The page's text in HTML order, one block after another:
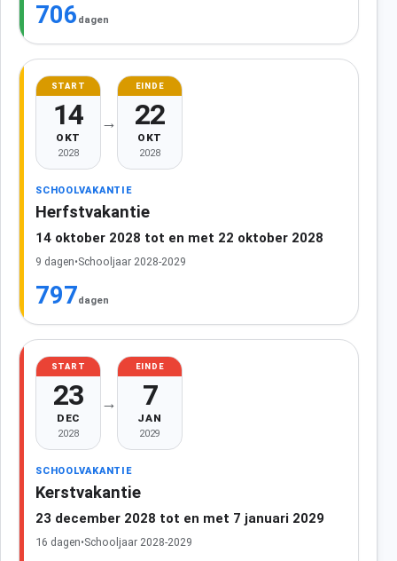
706 dagen
START
14
OKT
2028
→
EINDE
22
OKT
2028
SCHOOLVAKANTIE
Herfstvakantie
14 oktober 2028 tot en met 22 oktober 2028
9 dagen•Schooljaar 2028-2029
797dagen
START
23
DEC
2028
→
EINDE
7
JAN
2029
SCHOOLVAKANTIE
Kerstvakantie
23 december 2028 tot en met 7 januari 2029
16 dagen•Schooljaar 2028-2029